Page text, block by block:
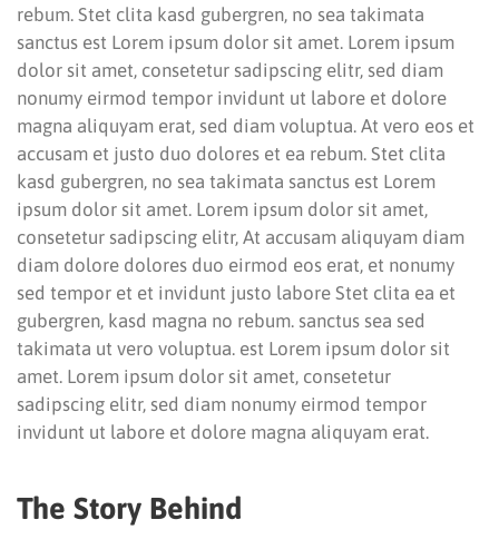
rebum. Stet clita kasd gubergren, no sea takimata
sanctus est Lorem ipsum dolor sit amet. Lorem ipsum
dolor sit amet, consetetur sadipscing elitr, sed diam
nonumy eirmod tempor invidunt ut labore et dolore
magna aliquyam erat, sed diam voluptua. At vero eos et
accusam et justo duo dolores et ea rebum. Stet clita
kasd gubergren, no sea takimata sanctus est Lorem
ipsum dolor sit amet. Lorem ipsum dolor sit amet,
consetetur sadipscing elitr, At accusam aliquyam diam
diam dolore dolores duo eirmod eos erat, et nonumy
sed tempor et et invidunt justo labore Stet clita ea et
gubergren, kasd magna no rebum. sanctus sea sed
takimata ut vero voluptua. est Lorem ipsum dolor sit
amet. Lorem ipsum dolor sit amet, consetetur
sadipscing elitr, sed diam nonumy eirmod tempor
invidunt ut labore et dolore magna aliquyam erat.
The Story Behind